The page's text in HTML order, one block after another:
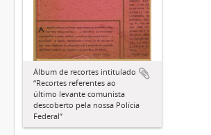
Álbum de recortes intitulado
“Recortes referentes ao
último levante comunista
descoberto pela nossa Polícia
Federal”